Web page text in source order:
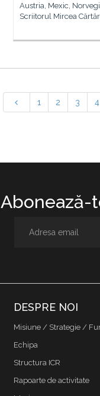
Austria, Mexic,
Scriitorul Mircea
1 2 3 4
Abonează-
DESPRE NOI
Misiune / Strategie /
Echipa
Structura ICR
Rapoarte de activitate